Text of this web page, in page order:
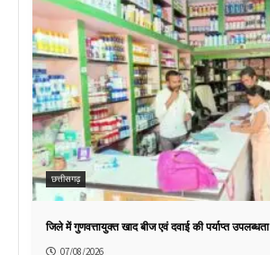
छत्तीसगढ़
जिले में गुणवत्तायुक्त खाद बीज एवं दवाई की पर्याप्त उपलब्धता
07/08/2026